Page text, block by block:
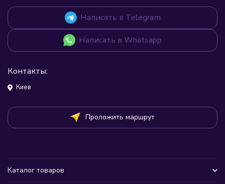
Написать в Telegram
Написать в Whatsapp
Контакты:
Киев
Проложить маршрут
Каталог товаров